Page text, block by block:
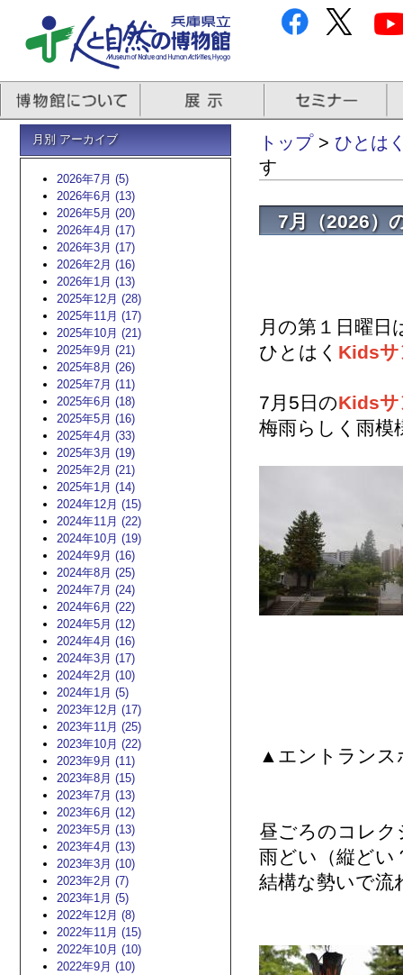
月別 アーカイブ
2026年7月 (5)
2026年6月 (13)
2026年5月 (20)
2026年4月 (17)
2026年3月 (17)
2026年2月 (16)
2026年1月 (13)
2025年12月 (28)
2025年11月 (17)
2025年10月 (21)
2025年9月 (21)
2025年8月 (26)
2025年7月 (11)
2025年6月 (18)
2025年5月 (16)
2025年4月 (33)
2025年3月 (19)
2025年2月 (21)
2025年1月 (14)
2024年12月 (15)
2024年11月 (22)
2024年10月 (19)
2024年9月 (16)
2024年8月 (25)
2024年7月 (24)
2024年6月 (22)
2024年5月 (12)
2024年4月 (16)
2024年3月 (17)
2024年2月 (10)
2024年1月 (5)
2023年12月 (17)
2023年11月 (25)
2023年10月 (22)
2023年9月 (11)
2023年8月 (15)
2023年7月 (13)
2023年6月 (12)
2023年5月 (13)
2023年4月 (13)
2023年3月 (10)
2023年2月 (7)
2023年1月 (5)
2022年12月 (8)
2022年11月 (15)
2022年10月 (10)
2022年9月 (10)
トップ> ひとは
す
7月（2026）
月の第１日曜日
ひとはく Kidsサ
7月5日のKidsサ
梅雨らしく雨模
▲エントランス
昼ごろのコレ
雨どい（縦どい
結構な勢いで流